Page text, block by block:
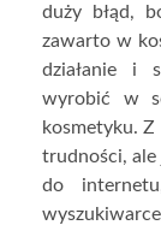
duży błąd,
zawarto w
działanie i
wyrobić w
kosmetyku.
trudności, ale
do